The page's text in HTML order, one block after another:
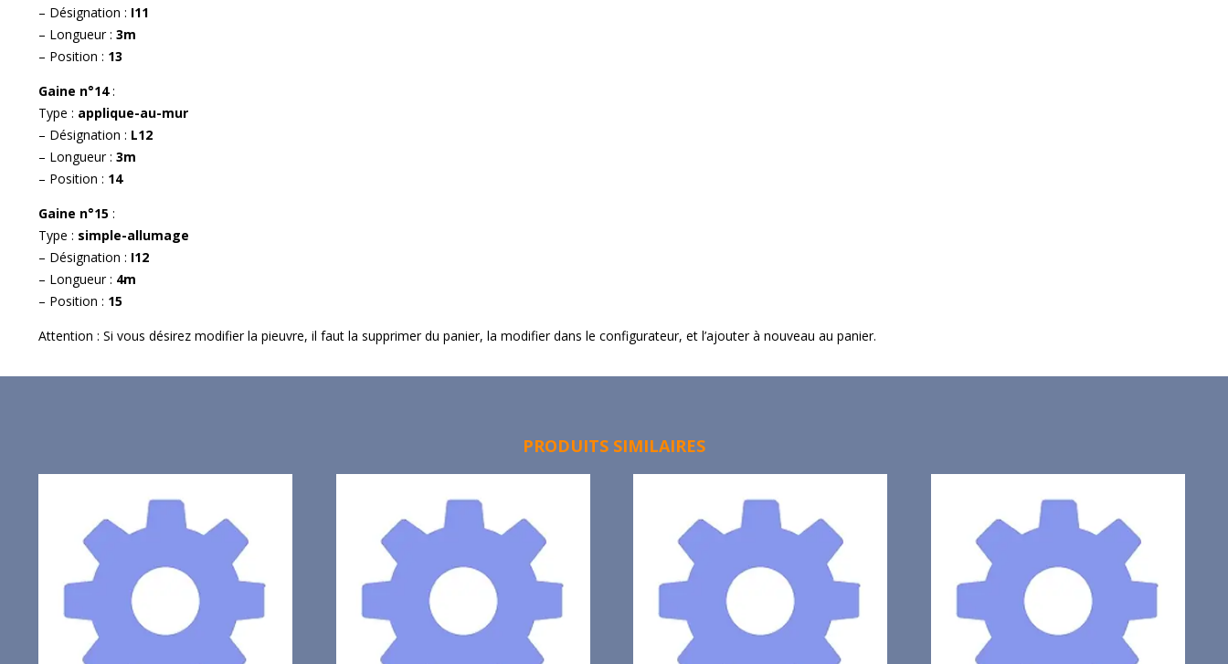
– Désignation : I11
– Longueur : 3m
– Position : 13
Gaine n°14:
Type : applique-au-mur
– Désignation : L12
– Longueur : 3m
– Position : 14
Gaine n°15 :
Type : simple-allumage
– Désignation : I12
– Longueur : 4m
– Position : 15
Attention : Si vous désirez modifier la pieuvre, il faut la supprimer du panier, la modifier dans le configurateur, et l’ajouter à nouveau au panier.
PRODUITS SIMILAIRES